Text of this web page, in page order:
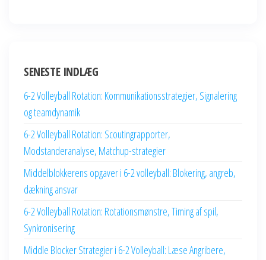
SENESTE INDLÆG
6-2 Volleyball Rotation: Kommunikationsstrategier, Signalering
og teamdynamik
6-2 Volleyball Rotation: Scoutingrapporter,
Modstanderanalyse, Matchup-strategier
Middelblokkerens opgaver i 6-2 volleyball: Blokering, angreb,
dækning ansvar
6-2 Volleyball Rotation: Rotationsmønstre, Timing af spil,
Synkronisering
Middle Blocker Strategier i 6-2 Volleyball: Læse Angribere,